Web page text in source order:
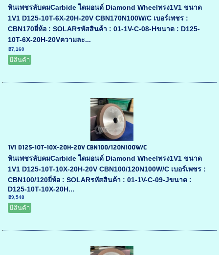
หินเพชรลับคมCarbide ไดมอนด์ Diamond Wheelทรง1V1 ขนาด
1V1 D125-10T-6X-20H-20V CBN170N100W/C เบอร์เพชร :
CBN170ยี่ห้อ : SOLARรหัสสินค้า : 01-1V-C-08-Hขนาด : D125-
10T-6X-20H-20Vความละ...
฿7,160
มีสินค้า
1V1 D125-10T-10X-20H-20V CBN100/120N100W/C
หินเพชรลับคมCarbide ไดมอนด์ Diamond Wheelทรง1V1 ขนาด
1V1 D125-10T-10X-20H-20V CBN100/120N100W/C เบอร์เพชร :
CBN100/120ยี่ห้อ : SOLARรหัสสินค้า : 01-1V-C-09-Jขนาด :
D125-10T-10X-20H...
฿9,548
มีสินค้า